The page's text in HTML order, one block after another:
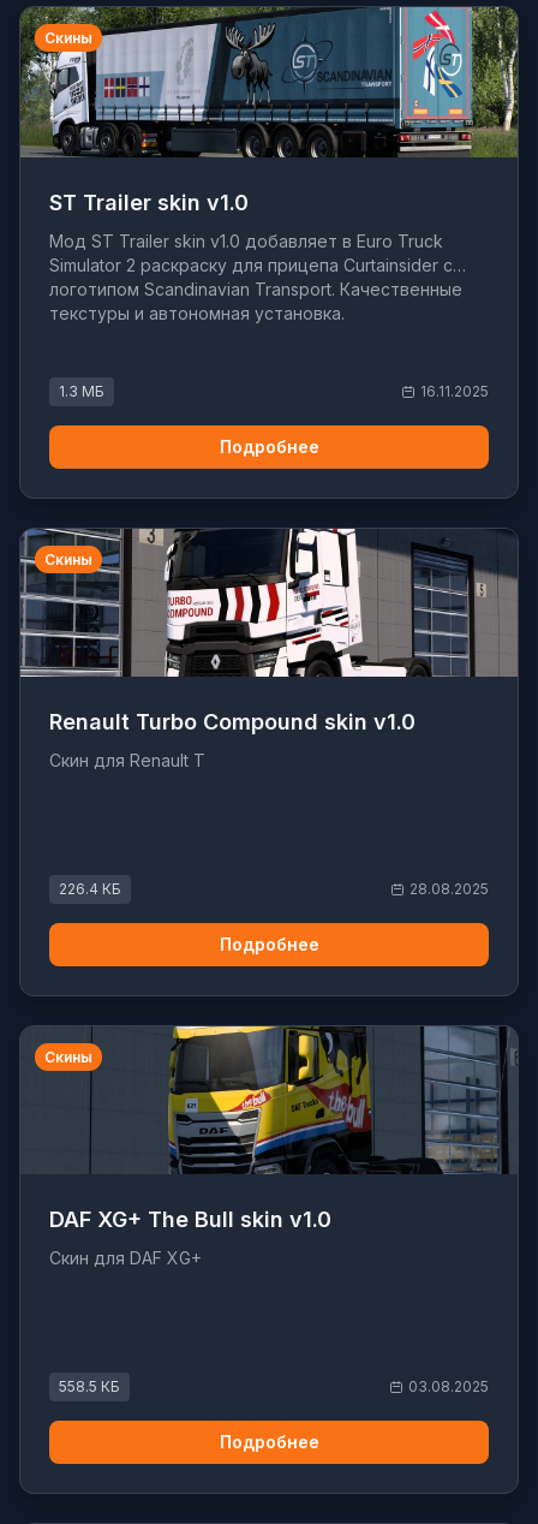
Скины
ST Trailer skin v1.0
Мод ST Trailer skin v1.0 добавляет в Euro Truck
Simulator 2 раскраску для прицепа Curtainsider с
логотипом Scandinavian Transport. Качественные
текстуры и автономная установка.
1.3 МБ 16.11.2025
Подробнее
Скины
Renault Turbo Compound skin v1.0
Скин для Renault T
226.4 КБ 28.08.2025
Подробнее
Скины
DAF XG+ The Bull skin v1.0
Скин для DAF XG+
558.5 КБ 03.08.2025
Подробнее